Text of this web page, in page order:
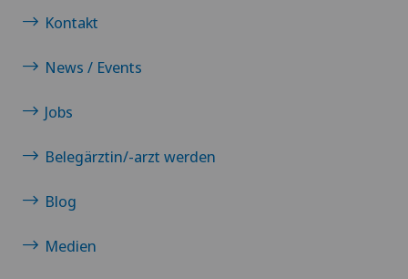
Mammographie
Manuelle Medizin
Medizinische Dermopigmentierung
Medizinische Grundversorgung
Medizinische Onkologie
Kontakt
News / Events
Jobs
Belegärztin/-arzt werden
Blog
Medien